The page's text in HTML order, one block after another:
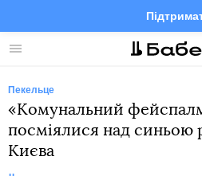
Меню Facebook
Пекельце
«Комунальний
посміялися над синьою
Києва